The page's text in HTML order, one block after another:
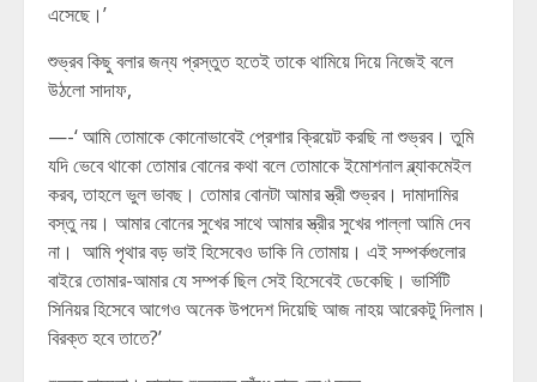
এসেছে।’
শুভ্রব কিছু বলার জন্য প্রস্তুত হতেই তাকে থামিয়ে দিয়ে নিজেই বলে
উঠলো সাদাফ,
—-‘ আমি তোমাকে কোনোভাবেই প্রেশার ক্রিয়েট করছি না শুভ্রব। তুমি
যদি ভেবে থাকো তোমার বোনের কথা বলে তোমাকে ইমোশনাল ব্ল্যাকমেইল
করব, তাহলে ভুল ভাবছ। তোমার বোনটা আমার স্ত্রী শুভ্রব। দামাদামির
বস্তু নয়। আমার বোনের সুখের সাথে আমার স্ত্রীর সুখের পাল্লা আমি দেব
না। আমি পৃথার বড় ভাই হিসেবেও ডাকি নি তোমায়। এই সম্পর্কগুলোর
বাইরে তোমার-আমার যে সম্পর্ক ছিল সেই হিসেবেই ডেকেছি। ভার্সিটি
সিনিয়র হিসেবে আগেও অনেক উপদেশ দিয়েছি আজ নাহয় আরেকটু দিলাম।
বিরক্ত হবে তাতে?’